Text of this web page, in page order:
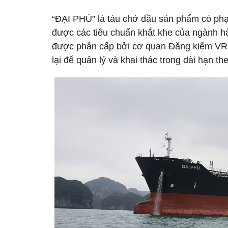
“ĐẠI PHÚ” là tàu chở dầu sản phẩm có
được các tiêu chuẩn khắt khe của ngành
được phân cấp bởi cơ quan Đăng kiểm
lại để quản lý và khai thác trong dài hạn